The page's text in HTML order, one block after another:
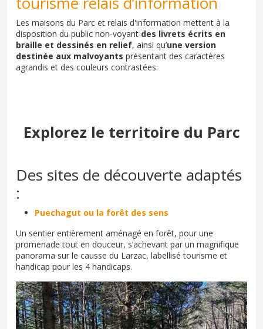
Les maisons du Parc et relais d'information mettent à la
disposition du public non-voyant des livrets écrits en
braille et dessinés en relief, ainsi qu’une version
destinée aux malvoyants présentant des caractères
agrandis et des couleurs contrastées.
Explorez le territoire du Parc
Des sites de découverte adaptés
:
Puechagut ou la forêt des sens
Un sentier entièrement aménagé en forêt, pour une
promenade tout en douceur, s’achevant par un magnifique
panorama sur le causse du Larzac, labellisé tourisme et
handicap pour les 4 handicaps.